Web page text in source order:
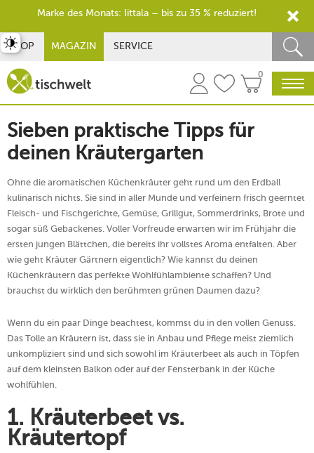
SHOP MAGAZIN SERVICE
0
Sieben praktische Tipps für
deinen Kräutergarten
Ohne die aromatischen Küchenkräuter geht rund um den Erdball
kulinarisch nichts. Sie sind in aller Munde und verfeinern frisch geerntet
Fleisch- und Fischgerichte, Gemüse, Grillgut, Sommerdrinks, Brote und
sogar süß Gebackenes. Voller Vorfreude erwarten wir im Frühjahr die
ersten jungen Blättchen, die bereits ihr vollstes Aroma entfalten. Aber
wie geht Kräuter Gärtnern eigentlich? Wie kannst du deinen
Küchenkräutern das perfekte Wohlfühlambiente schaffen? Und
brauchst du wirklich den berühmten grünen Daumen dazu?
Wenn du ein paar Dinge beachtest, kommst du in den vollen Genuss.
Das Tolle an Kräutern ist, dass sie in Anbau und Pflege meist ziemlich
unkompliziert sind und sich sowohl im Kräuterbeet als auch in Töpfen
auf dem kleinsten Balkon oder auf der Fensterbank in der Küche
wohlfühlen.
1. Kräuterbeet vs.
Kräutertopf
umschalten
Marke des Monats: Iittala – bis zu 35 % reduziert!